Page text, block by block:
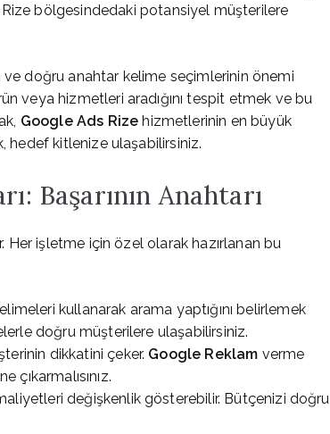
bölgesindedaki potansiyel müşterilere
doğru anahtar kelime seçimlerinin önemi
veya hizmetleri aradığını tespit etmek ve bu
Google Ads Rize hizmetlerinin en büyük
hedef kitlenize ulaşabilirsiniz.
Başarının Anahtarı
Her işletme için özel olarak hazırlanan bu
kullanarak arama yaptığını belirlemek
doğru müşterilere ulaşabilirsiniz.
dikkatini çeker. Google Reklam verme
değişkenlik gösterebilir. Bütçenizi doğru